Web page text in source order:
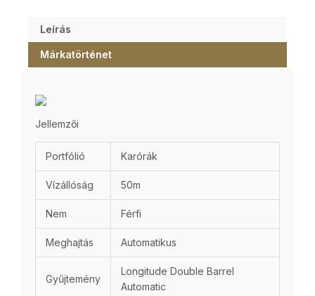
Leírás
Márkatörténet
Jellemzői
Portfólió Karórák
Vízállóság 50m
Nem Férfi
Meghajtás Automatikus
Gyűjtemény
Longitude Double Barrel
Automatic